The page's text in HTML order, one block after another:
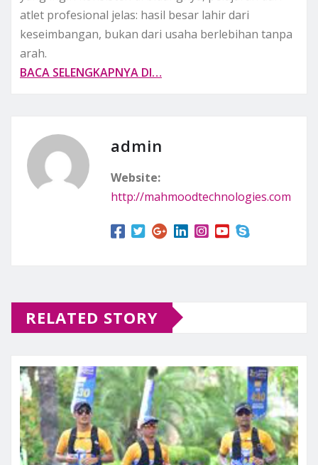
atlet profesional jelas: hasil besar lahir dari
keseimbangan, bukan dari usaha berlebihan tanpa
arah.
BACA SELENGKAPNYA DI…
admin
Website:
http://mahmoodtechnologies.com
RELATED STORY